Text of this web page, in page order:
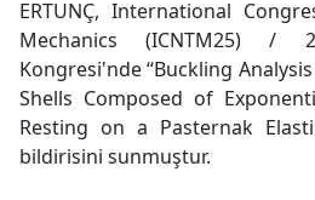
ERTUNÇ, International
Mechanics (ICNTM25) /
Kongresi'nde “Buckling
Shells Composed of
Resting on a Pasternak
bildirisini sunmuştur.